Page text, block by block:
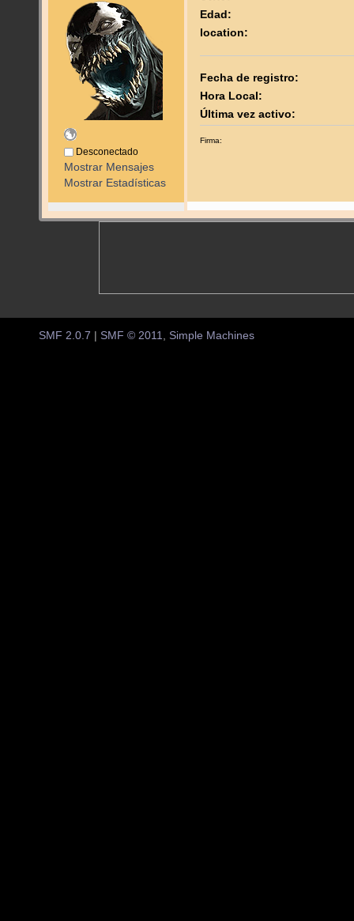
Desconectado
Mostrar Mensajes
Mostrar Estadísticas
Edad:
location:
Fecha de registro:
Hora Local:
Última vez activo:
Firma:
SMF 2.0.7 SMF © 2011, Simple Machines